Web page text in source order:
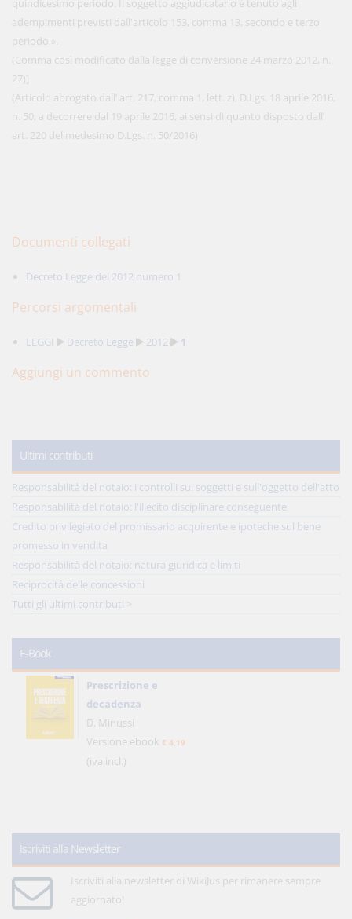
quindicesimo periodo. Il soggetto aggiudicatario è tenuto agli
adempimenti previsti dall'articolo 153, comma 13, secondo e terzo
periodo.».
(Comma così modificato dalla legge di conversione 24 marzo 2012, n.
27)]
(Articolo abrogato dall’ art. 217, comma 1, lett. z), D.Lgs. 18 aprile 2016,
n. 50, a decorrere dal 19 aprile 2016, ai sensi di quanto disposto dall’
art. 220 del medesimo D.Lgs. n. 50/2016)
Documenti collegati
Decreto Legge del 2012 numero 1
Percorsi argomentali
LEGGI Decreto Legge 2012 1
Aggiungi un commento
Ultimi contributi
Responsabilità del notaio: i controlli sui soggetti e sull'oggetto dell'atto
Responsabilità del notaio: l'illecito disciplinare conseguente
Credito privilegiato del promissario acquirente e ipoteche sul bene
promesso in vendita
Responsabilità del notaio: natura giuridica e limiti
Reciprocità delle concessioni
Tutti gli ultimi contributi >
E-Book
Prescrizione e
decadenza
D. Minussi
Versione ebook € 4,19
(iva incl.)
Iscriviti alla Newsletter
Iscriviti alla newsletter di WikiJus per rimanere sempre
aggiornato!